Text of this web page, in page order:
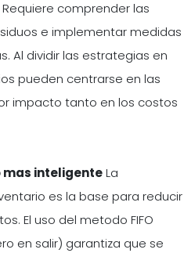
comprender las
e implementar medidas
Al dividir las estrategias en
pueden centrarse en las
impacto tanto en los costos
mas inteligenteLa
es la base para reducir
El uso del metodo FIFO
en salir) garantiza que se